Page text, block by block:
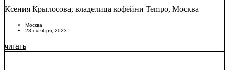
Ксения Крылосова, владелица кофейни Tempo, Москва
Москва
23 октября, 2023
читать